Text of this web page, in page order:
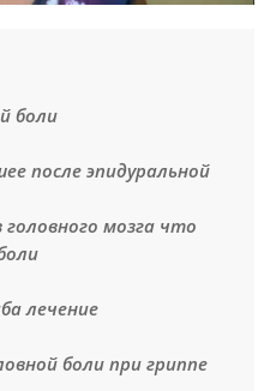
боли
после эпидуральной
головного мозга что
лечение
боли при гриппе